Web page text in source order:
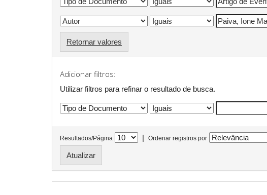
Retornar valores
Adicionar filtros:
Utilizar filtros para refinar o resultado de busca.
Resultados/Página | Ordenar registros por